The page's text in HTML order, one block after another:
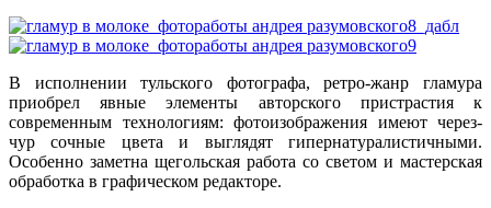
В исполнении тульского фотографа, ретро-жанр гламура
приобрел явные элементы авторского пристрастия к
современным технологиям: фотоизображения имеют через-
чур сочные цвета и выглядят гипернатуралистичными.
Особенно заметна щегольская работа со светом и мастерская
обработка в графическом редакторе.